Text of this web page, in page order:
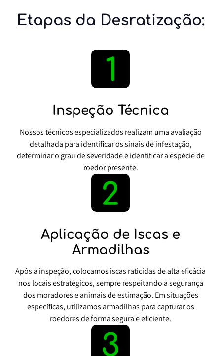
Etapas da Desratização:
Inspeção Técnica
Nossos técnicos especializados realizam uma avaliação
detalhada para identificar os sinais de infestação,
determinar o grau de severidade e identificar a espécie de
roedor presente.
Aplicação de Iscas e
Armadilhas
Após a inspeção, colocamos iscas raticidas de alta eficácia
nos locais estratégicos, sempre respeitando a segurança
dos moradores e animais de estimação. Em situações
específicas, utilizamos armadilhas para capturar os
roedores de forma segura e eficiente.